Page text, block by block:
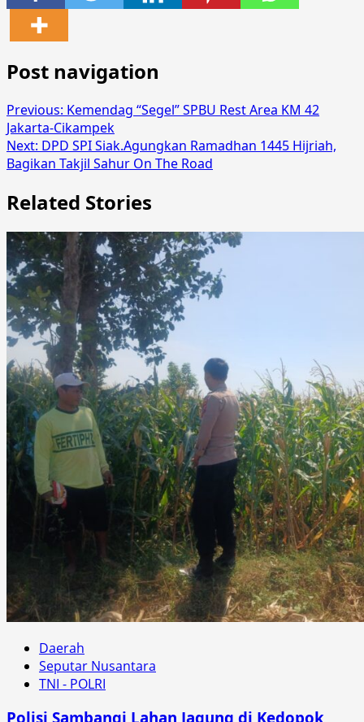
Post navigation
Previous: Kemendag “Segel” SPBU Rest Area KM 42
Jakarta-Cikampek
Next: DPD SPI Siak.Agungkan Ramadhan 1445 Hijriah,
Bagikan Takjil Sahur On The Road
Related Stories
Daerah
Seputar Nusantara
TNI - POLRI
Polisi Sambangi Lahan Jagung di Kedopok,